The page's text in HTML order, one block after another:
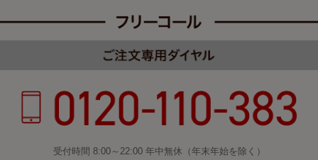
受付時間 8:00～22:00 年中無休（年末年始を除く）